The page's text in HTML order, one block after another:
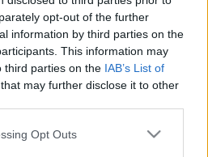
opt-out of the further
information by third parties on the
This information may
third parties on the IAB’s List of
that may further disclose it to other
app uses one or more Google
Opt Outs
által
és Galéra
tehetségek nyertek
Önálló kiállítások: